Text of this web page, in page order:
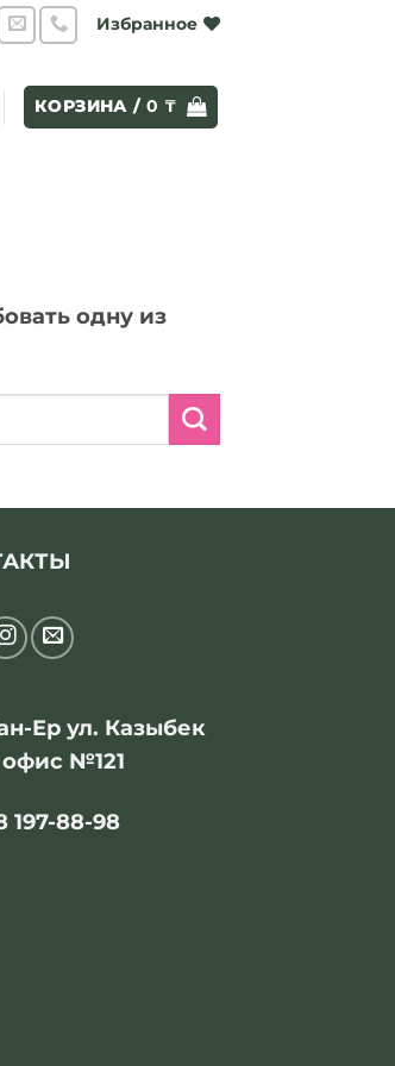
Избранное
КОРЗИНА /0 ₸
одну из
Ер ул. Казыбек
№121
197-88-98